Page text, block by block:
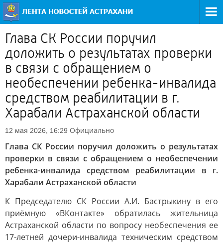
Глава СК России поручил
доложить о результатах проверки
в связи с обращением о
необеспечении ребенка-инвалида
средством реабилитации в г.
Харабали Астраханской области
12 мая 2026, 16:29 Официально
Глава СК России поручил доложить о результатах
проверки в связи с обращением о необеспечении
ребенка-инвалида средством реабилитации в г.
Харабали Астраханской области
К Председателю СК России А.И. Бастрыкину в его
приёмную «ВКонтакте» обратилась жительница
Астраханской области по вопросу необеспечения ее
17-летней дочери-инвалида техническим средством